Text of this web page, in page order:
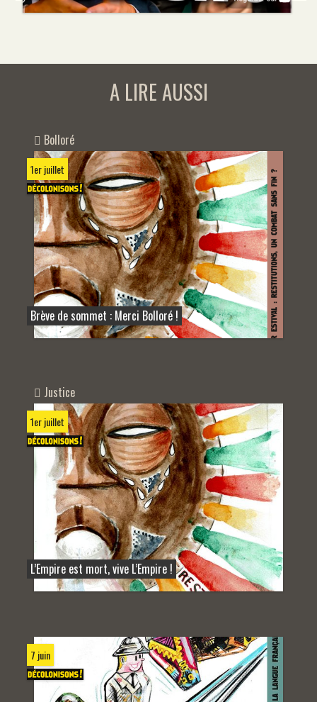
A LIRE AUSSI
Bolloré
1er juillet
Brève de sommet : Merci Bolloré !
Justice
1er juillet
L’Empire est mort, vive L’Empire !
7 juin